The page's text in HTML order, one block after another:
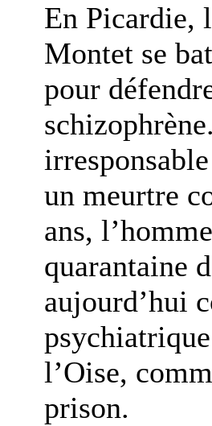
En Picardie,
Montet se
pour
un meurtre
ans,
quarantaine
aujourd’hui
l’Oise,
prison.